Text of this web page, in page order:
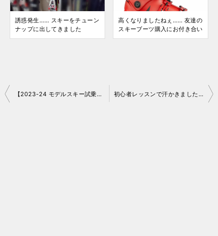
誘惑発生…… スキーをチューン
ナップに出してきました
高くなりましたねぇ…… 友達の
スキーブーツ購入にお付き合い
投
【2023-24 モデルスキー試乗レポート】ROSSIGNOL SUPER VIRAGE VII OVERSIZE （KONECT） 初心者レッスンで汗かきました イントラ稼働日誌 2023年3月4日（土）